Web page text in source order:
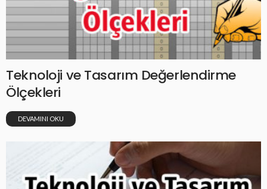
Teknoloji ve Tasarım Değerlendirme
Ölçekleri
DEVAMINI OKU